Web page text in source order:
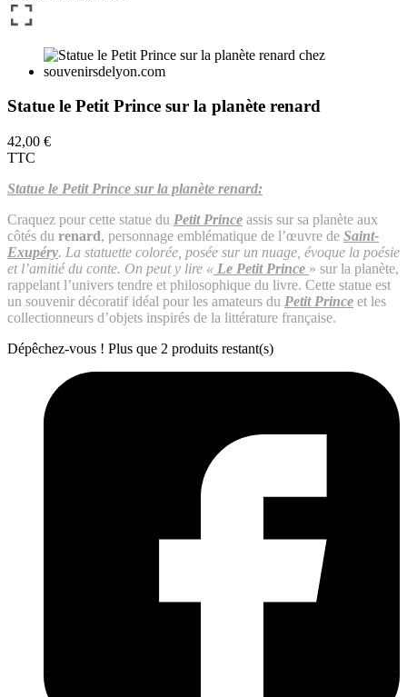
Statue le Petit Prince sur la planète renard
42,00 €
TTC
Statue le Petit Prince sur la planète renard:
Craquez pour cette statue du Petit Prince assis sur sa planète aux
côtés du renard, personnage emblématique de l’œuvre de Saint-
Exupéry. La statuette colorée, posée sur un nuage, évoque la poésie
et l’amitié du conte. On peut y lire « Le Petit Prince » sur la planète,
rappelant l’univers tendre et philosophique du livre. Cette statue est
un souvenir décoratif idéal pour les amateurs du Petit Prince et les
collectionneurs d’objets inspirés de la littérature française.
Dépêchez-vous ! Plus que 2 produits restant(s)